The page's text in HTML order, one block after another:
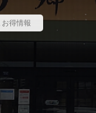
お得情報